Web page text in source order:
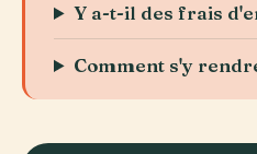
Y a-t-il des frais
Comment s'y